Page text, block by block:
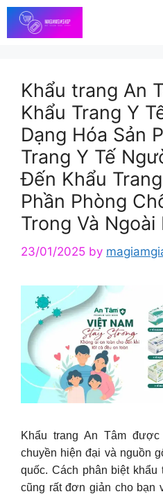
Skip
to
content
Khẩu trang An
Khẩu Trang Y
Dạng Hóa Sản
Trang Y Tế
Đến Khẩu
Phần Phòng
Trong Và Ngoài
23/01/2025 by
Khẩu trang An Tâm
chuyền hiện đại và nguồn
quốc. Cách phân biệt khẩu
cũng rất đơn giản cho bạn